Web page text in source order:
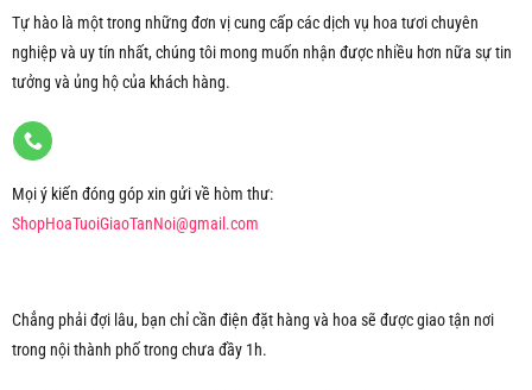
Tự hào là một trong những đơn vị cung cấp các dịch vụ hoa tươi chuyên
nghiệp và uy tín nhất, chúng tôi mong muốn nhận được nhiều hơn nữa sự tin
tưởng và ủng hộ của khách hàng.
Mọi ý kiến đóng góp xin gửi về hòm thư:
ShopHoaTuoiGiaoTanNoi@gmail.com
Chẳng phải đợi lâu, bạn chỉ cần điện đặt hàng và hoa sẽ được giao tận nơi
trong nội thành phố trong chưa đầy 1h.